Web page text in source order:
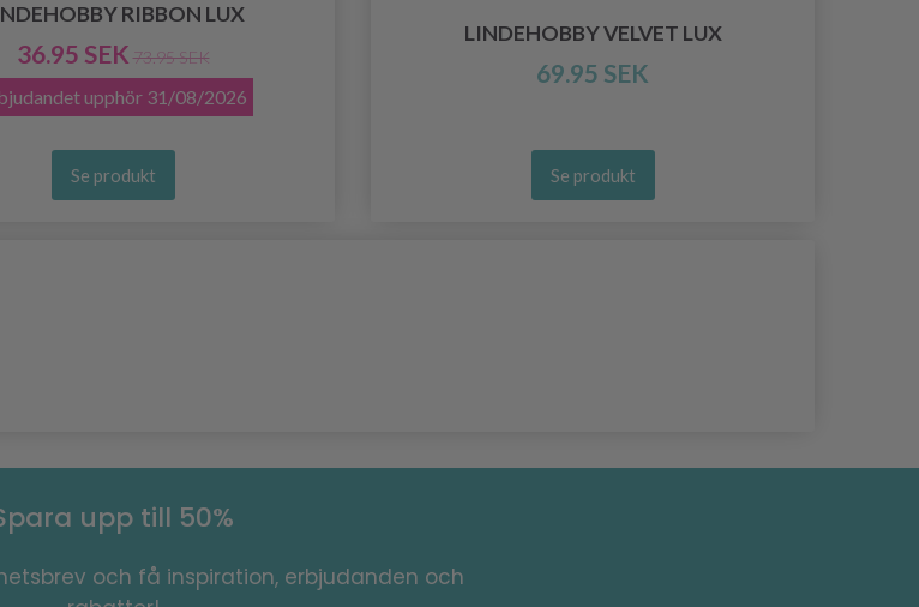
RIBBON LUX
36.95 SEK 73.95 SEK
upphör 31/08/2026
Se produkt
LINDEHOBBY VELVET LUX
69.95 SEK
Se produkt
upp till 50%
och få inspiration, erbjudanden och